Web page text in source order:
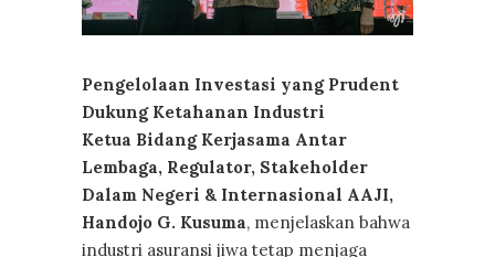
Pengelolaan Investasi yang Prudent
Dukung Ketahanan Industri
Ketua Bidang Kerjasama Antar
Lembaga, Regulator, Stakeholder
Dalam Negeri & Internasional AAJI,
Handojo G. Kusuma, menjelaskan bahwa
industri asuransi jiwa tetap menjaga